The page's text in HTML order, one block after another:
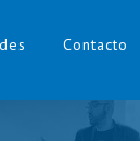
Contacto